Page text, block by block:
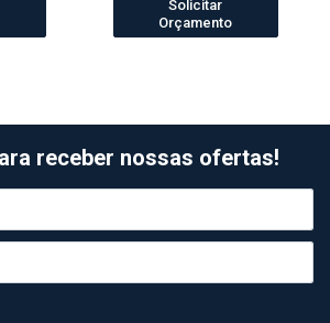
Solicitar
Orçamento
receber nossas ofertas!